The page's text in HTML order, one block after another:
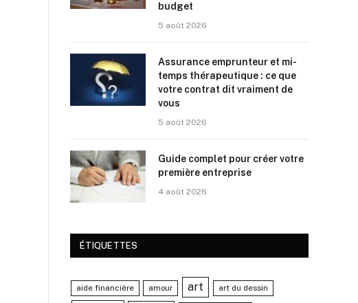
budget
5 août 2026
Assurance emprunteur et mi-
temps thérapeutique : ce que
votre contrat dit vraiment de
vous
5 août 2026
Guide complet pour créer votre
première entreprise
4 août 2026
ÉTIQUETTES
aide financière amour art art du dessin